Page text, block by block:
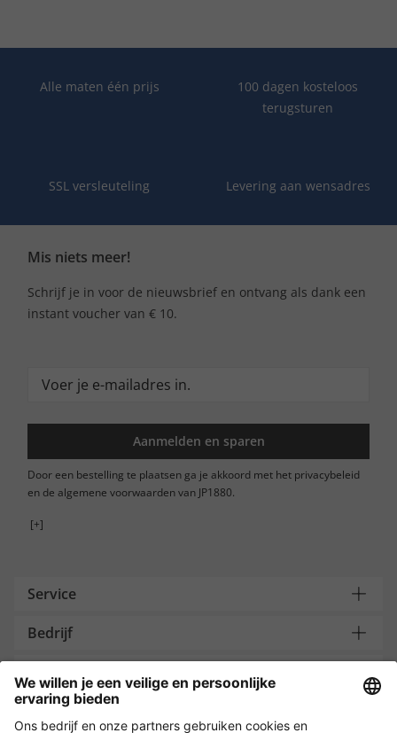
Alle maten één prijs
100 dagen kosteloos
terugsturen
SSL versleuteling Levering aan wensadres
Mis niets meer!
Schrijf je in voor de nieuwsbrief en ontvang als dank een
instant voucher van € 10.
Aanmelden en sparen
Door een bestelling te plaatsen ga je akkoord met het privacybeleid
en de algemene voorwaarden van JP1880.
[+]
Service
Bedrijf
Payment and Delivery